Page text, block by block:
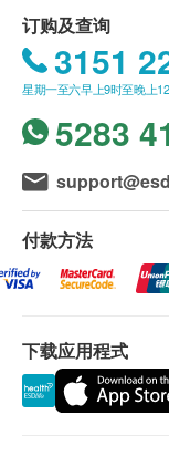
孕、产前及产后
服用方式
使用方法每
本产品餐后
最少间隔一
不要超过每
他命产品。
产品含有植
产品成份
DHA-50mg
Calcium
我们将于确
不排除运送
风讯号悬挂
将会延迟。
所有订单须
活易有权拒
话或电邮通
保用：
退换条款：
当顾客收取
订购及查询
3151
星期一至六早上9时至晚上
5283
付款方法
下载应用程式